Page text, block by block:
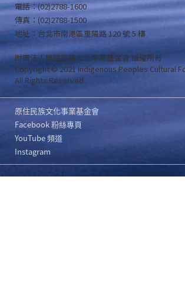
電話：(02)2788-1600
傳真：(02)2788-1500
地址：台北市南港區重陽路 120 號 5 樓
財團法人原住民族文化事業基金會 版權所有
Copyright © 2021 Indigenous Peoples Cultural
All Rights Reserved .
原住民族文化事業基金會
Facebook 粉絲專頁
YouTube 頻道
Instagram